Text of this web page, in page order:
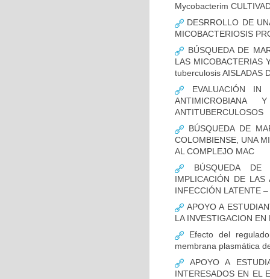
Mycobacterim
DESRROLLO DE
MICOBACTERIOSIS
BÚSQUEDA DE
LAS MICOBACTERIAS
tuberculosis AISLADAS
EVALUACIÓN IN
ANTIMICROBIANA
ANTITUBERCULOSOS
BÚSQUEDA DE
COLOMBIENSE, UNA
AL COMPLEJO MAC
BÚSQUEDA DE
IMPLICACIÓN DE LAS
INFECCIÓN LATENTE
APOYO A
LA INVESTIGACION EN
Efecto del
membrana plasmática
APOYO A
INTERESADOS EN EL